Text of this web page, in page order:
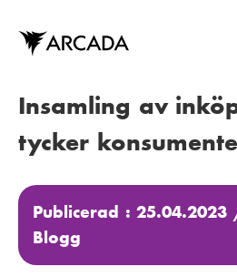
huvudinnehåll
Insamling av
tycker
Publicerad :
Blogg